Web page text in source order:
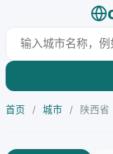
首页 / 城市 / 陕西省